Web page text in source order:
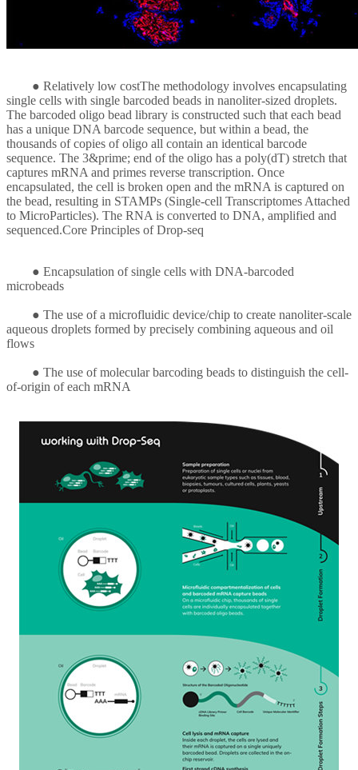
● Relatively low costThe methodology involves encapsulating
single cells with single barcoded beads in nanoliter-sized droplets.
The barcoded oligo bead library is constructed such that each bead
has a unique DNA barcode sequence, but within a bead, the
thousands of copies of oligo all contain an identical barcode
sequence. The 3&prime; end of the oligo has a poly(dT) stretch that
captures mRNA and primes reverse transcription. Once
encapsulated, the cell is broken open and the mRNA is captured on
the bead, resulting in STAMPs (Single-cell Transcriptomes Attached
to MicroParticles). The RNA is converted to DNA, amplified and
sequenced.Core Principles of Drop-seq
● Encapsulation of single cells with DNA-barcoded
microbeads
● The use of a microfluidic device/chip to create nanoliter-scale
aqueous droplets formed by precisely combining aqueous and oil
flows
● The use of molecular barcoding beads to distinguish the cell-
of-origin of each mRNA